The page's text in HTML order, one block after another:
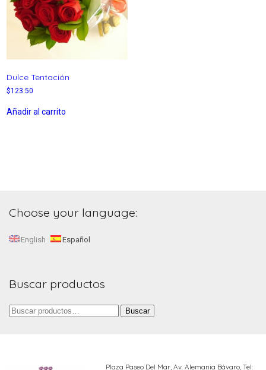
Dulce Tentación
$123.50
Añadir al carrito
Choose your language:
English Español
Buscar productos
Buscar
Buscar
Plaza Paseo Del Mar, Av. Alemania Bávaro, Tel: